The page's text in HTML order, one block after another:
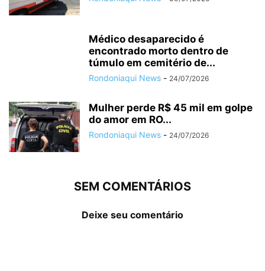
Médico desaparecido é
encontrado morto dentro de
túmulo em cemitério de...
Rondoniaqui News - 24/07/2026
Mulher perde R$ 45 mil em golpe
do amor em RO...
Rondoniaqui News - 24/07/2026
SEM COMENTÁRIOS
Deixe seu comentário